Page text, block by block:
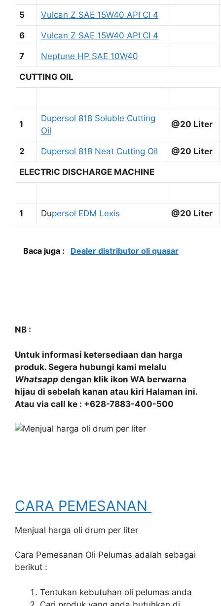
5 Vulcan Z SAE 15W40 API CI 4
6 Vulcan Z SAE 15W40 API CI 4
7 Neptune HP SAE 10W40
CUTTING OIL
1
Dupersol 818 Soluble Cutting
Oil
@20 Liter
2 Dupersol 818 Neat Cutting Oil @20 Liter
ELECTRIC DISCHARGE MACHINE
1 Dupersol EDM Lexis @20 Liter
Baca juga : Dealer distributor oli quasar
NB :
Untuk informasi ketersediaan dan harga
produk. Segera hubungi kami melalu
Whatsapp dengan klik ikon WA berwarna
hijau di sebelah kanan atau kiri Halaman ini.
Atau via call ke : +628-7883-400-500
CARA PEMESANAN
Menjual harga oli drum per liter
Cara Pemesanan Oli Pelumas adalah sebagai
berikut :
Tentukan kebutuhan oli pelumas anda